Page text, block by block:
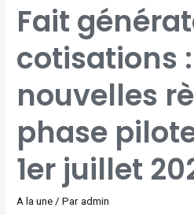
Fait
cotisations
nouvelles
phase
1er juillet
A la une/ Paradmin